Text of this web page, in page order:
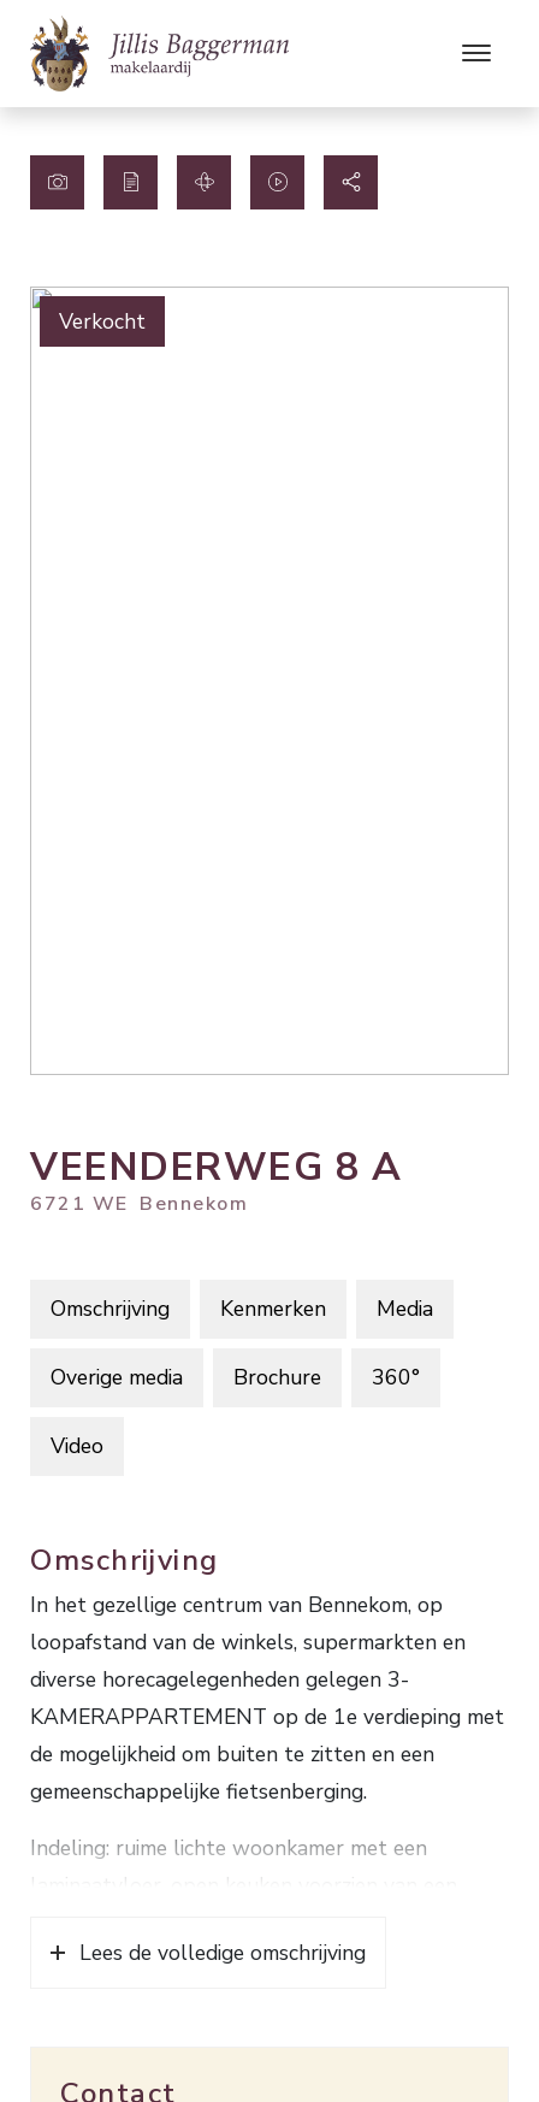
Verkocht
VEENDERWEG 8 A
6721 WE Bennekom
Omschrijving Kenmerken Media
Overige media Brochure 360°
Video
Omschrijving
In het gezellige centrum van Bennekom, op
loopafstand van de winkels, supermarkten en
diverse horecagelegenheden gelegen 3-
KAMERAPPARTEMENT op de 1e verdieping met
de mogelijkheid om buiten te zitten en een
gemeenschappelijke fietsenberging.
Indeling: ruime lichte woonkamer met een
laminaatvloer, open keuken voorzien van een
badkamer met een douche, toilet, wastafel en een
Verwarming en warm water d.m.v. een HR
combiketel (2010). Dit leuke appartement is
Lees de volledige omschrijving
Contact